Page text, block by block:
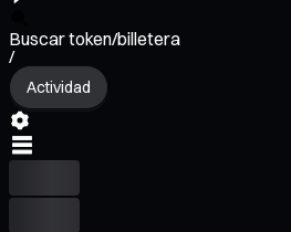
Buscar token/billetera
/
Actividad